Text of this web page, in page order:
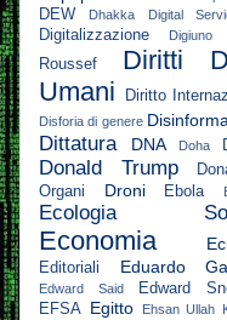
DEW Dhakka Digital
Digitalizzazione Digiuno
Roussef
Diritti
Umani
Diritto
Disforia di genere
Dittatura DNA Doha
Donald Trump
Organi
Droni Ebola
Ecologia
Economia
Editoriali Eduardo
Edward Said
Edward
EFSA Egitto Ehsan Ullah